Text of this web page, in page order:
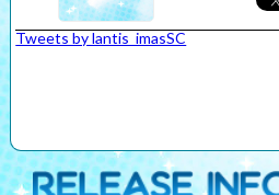
Tweets by lantis_imasSC